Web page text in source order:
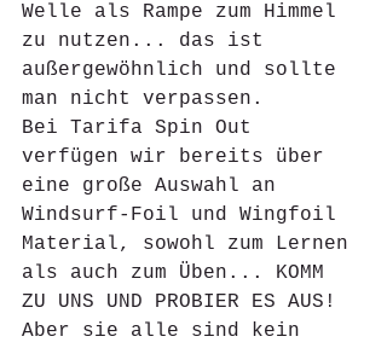
Welle als Rampe zum Himmel
zu nutzen... das ist
außergewöhnlich und sollte
man nicht verpassen.
Bei Tarifa Spin Out
verfügen wir bereits über
eine große Auswahl an
Windsurf-Foil und Wingfoil
Material, sowohl zum Lernen
als auch zum Üben... KOMM
ZU UNS UND PROBIER ES AUS!
Aber sie alle sind kein